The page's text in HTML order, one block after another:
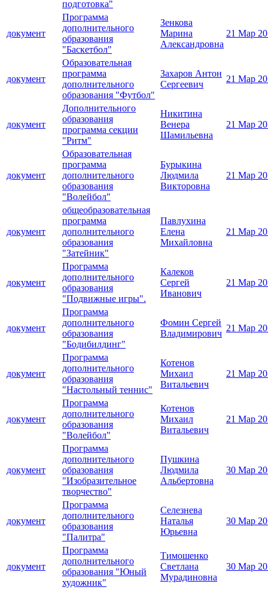
подготовка"
документ
Программа
дополнительного
образования
"Баскетбол"
Зенкова
Марина
Александровна
21 Мар
документ
Образовательная
программа
дополнительного
образования "Футбол"
Захаров Антон
Сергеевич
21 Мар
документ
Дополнительного
образования
программа секции
"Ритм"
Никитина
Венера
Шамильевна
21 Мар
документ
Образовательная
программа
дополнительного
образования
"Волейбол"
Бурыкина
Людмила
Викторовна
21 Мар
документ
общеобразовательная
программа
дополнительного
образования
"Затейник"
Павлухина
Елена
Михайловна
21 Мар
документ
Программа
дополнительного
образования
"Подвижные игры".
Калеков
Сергей
Иванович
21 Мар
документ
Программа
дополнительного
образования
"Бодибилдинг"
Фомин Сергей
Владимирович
21 Мар
документ
Программа
дополнительного
образования
"Настольный теннис"
Котенов
Михаил
Витальевич
21 Мар
документ
Программа
дополнительного
образования
"Волейбол"
Котенов
Михаил
Витальевич
21 Мар
документ
Программа
дополнительного
образования
"Изобразительное
творчество"
Пушкина
Людмила
Альбертовна
30 Мар
документ
Программа
дополнительного
образования
"Палитра"
Селезнева
Наталья
Юрьевна
30 Мар
документ
Программа
дополнительного
образования "Юный
художник"
Тимошенко
Светлана
Мурадиновна
30 Мар